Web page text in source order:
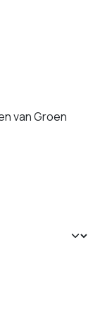
van Groen